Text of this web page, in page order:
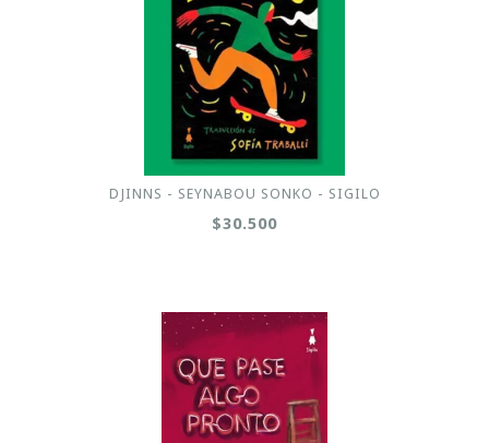
DJINNS - SEYNABOU SONKO - SIGILO
$30.500